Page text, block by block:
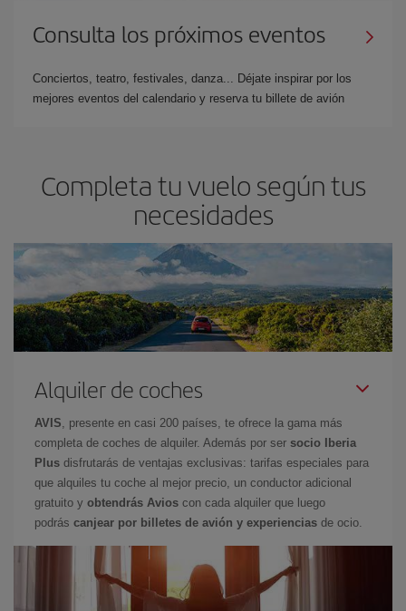
Consulta los próximos eventos
Conciertos, teatro, festivales, danza... Déjate inspirar por los
mejores eventos del calendario y reserva tu billete de avión
Completa tu vuelo según tus
necesidades
Alquiler de coches
AVIS , presente en casi 200 países, te ofrece la gama más
completa de coches de alquiler. Además por ser socio Iberia
Plus disfrutarás de ventajas exclusivas: tarifas especiales para
que alquiles tu coche al mejor precio, un conductor adicional
gratuito y obtendrás Avios con cada alquiler que luego
podrás canjear por billetes de avión y experiencias de ocio.